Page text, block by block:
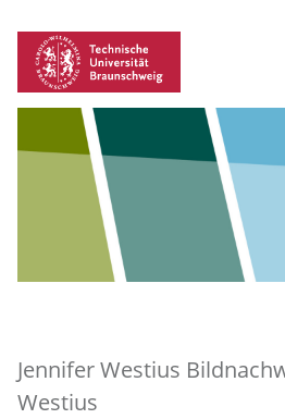
Jennifer Westius
Westius